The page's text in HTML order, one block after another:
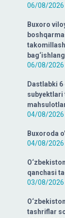
06/08/2026
Buxoro
06/08/2026
Dastlabki
subyektlari
04/08/2026
Buxoroda
04/08/2026
qanchasi
03/08/2026
tashriflar